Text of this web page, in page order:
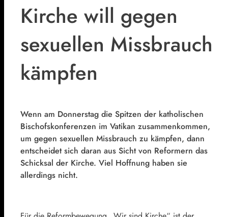
Kirche will gegen
sexuellen Missbrauch
kämpfen
Wenn am Donnerstag die Spitzen der katholischen
Bischofskonferenzen im Vatikan zusammenkommen,
um gegen sexuellen Missbrauch zu kämpfen, dann
entscheidet sich daran aus Sicht von Reformern das
Schicksal der Kirche. Viel Hoffnung haben sie
allerdings nicht.